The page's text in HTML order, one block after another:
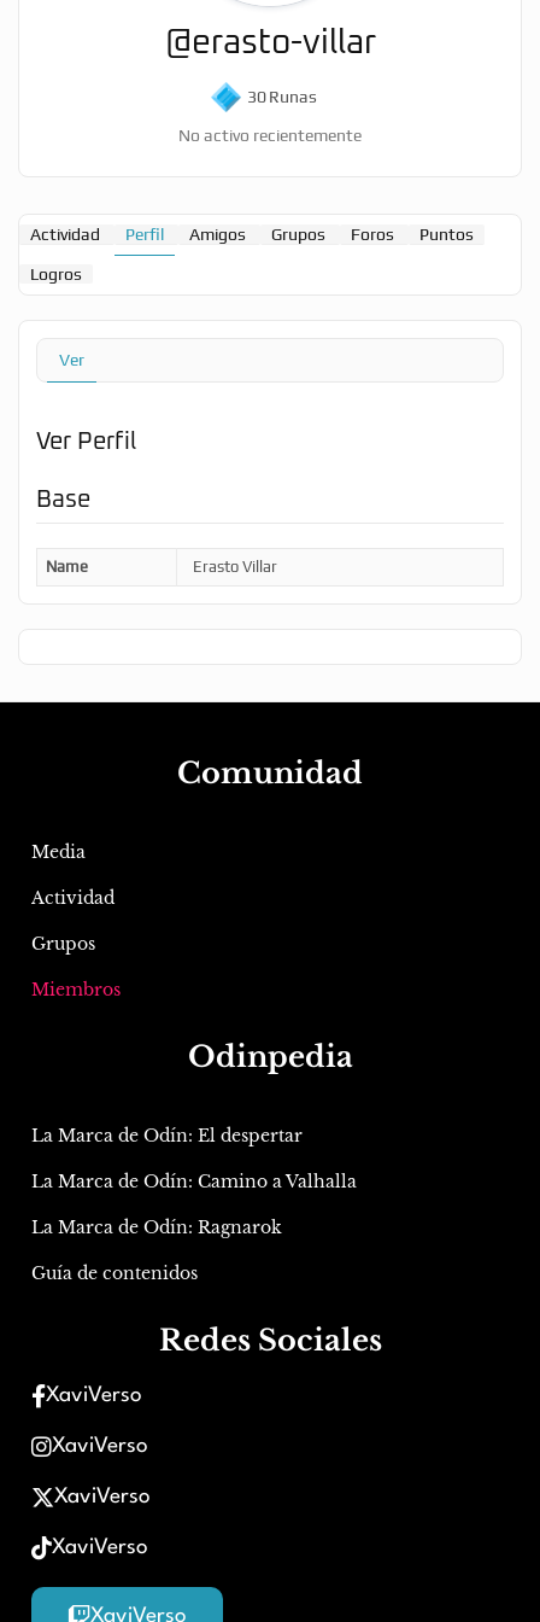
@erasto-villar
30Runas
No activo recientemente
Actividad Perfil Amigos Grupos Foros Puntos
Logros
Ver
Ver Perfil
Base
Name Erasto Villar
Comunidad
Media
Actividad
Grupos
Miembros
Odinpedia
La Marca de Odín: El despertar
La Marca de Odín: Camino a Valhalla
La Marca de Odín: Ragnarok
Guía de contenidos
Redes Sociales
XaviVerso
XaviVerso
XaviVerso
XaviVerso
XaviVerso